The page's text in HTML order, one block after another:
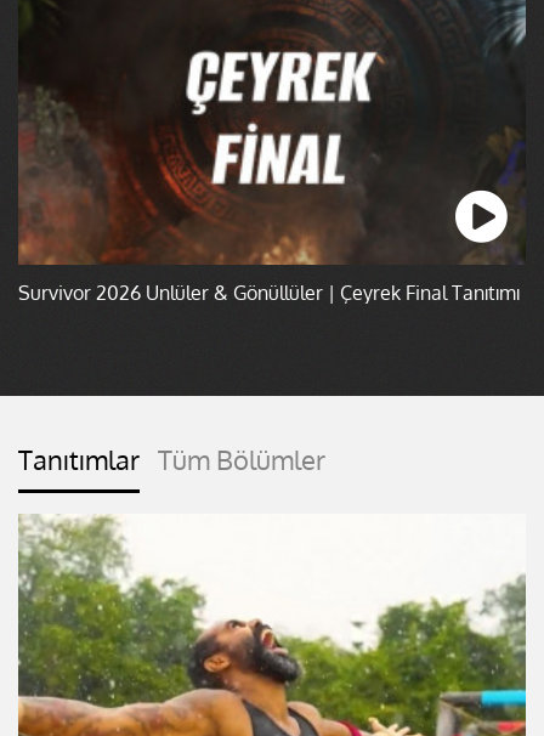
Survivor 2026 Ünlüler & Gönüllüler | Çeyrek Final Tanıtımı
Tanıtımlar Tüm Bölümler